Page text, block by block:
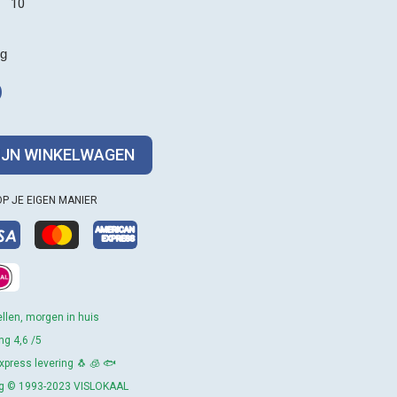
WINKELWAGEN
JE EIGEN MANIER
morgen in huis
4,6 /5
levering 🐧 🧊 🐟
© 1993-2023 VISLOKAAL